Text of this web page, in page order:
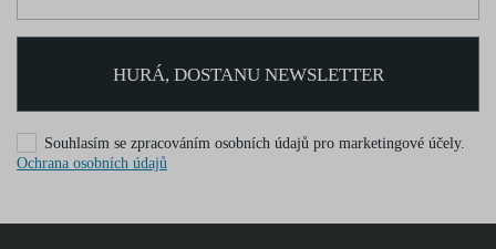
HURÁ, DOSTANU NEWSLETTER
Souhlasím se zpracováním osobních údajů pro marketingové účely.
Ochrana osobních údajů